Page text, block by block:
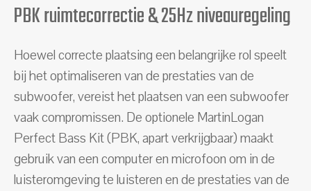
PBK ruimtecorrectie & 25Hz niveauregeling
Hoewel correcte plaatsing een belangrijke rol speelt
bij het optimaliseren van de prestaties van de
subwoofer, vereist het plaatsen van een subwoofer
vaak compromissen. De optionele MartinLogan
Perfect Bass Kit (PBK, apart verkrijgbaar) maakt
gebruik van een computer en microfoon om in de
luisteromgeving te luisteren en de prestaties van de